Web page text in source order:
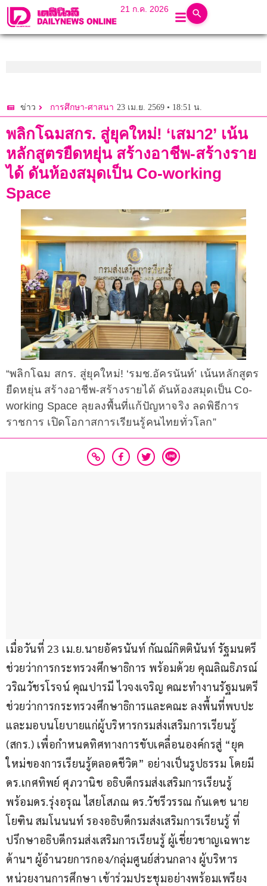
21 ก.ค. 2026
ข่าว การศึกษา-ศาสนา 23 เม.ย. 2569 • 18:51 น.
พลิกโฉมสกร. สู่ยุคใหม่! ‘เสมา2’ เน้น
หลักสูตรยืดหยุ่น สร้างอาชีพ-สร้างราย
ได้ ดันห้องสมุดเป็น Co-working
Space
“พลิกโฉม สกร. สู่ยุคใหม่! ‘รมช.อัครนันท์’ เน้นหลักสูตร
ยืดหยุ่น สร้างอาชีพ-สร้างรายได้ ดันห้องสมุดเป็น Co-
working Space ลุยลงพื้นที่แก้ปัญหาจริง ลดพิธีการ
ราชการ เปิดโอกาสการเรียนรู้คนไทยทั่วโลก”
เมื่อวันที่ 23 เม.ย.นายอัครนันท์ กัณณ์กิตตินันท์ รัฐมนตรี
ช่วยว่าการกระทรวงศึกษาธิการ พร้อมด้วย คุณลิณธิภรณ์
วริณวัชรโรจน์ คุณปารมี ไวจงเจริญ คณะทำงานรัฐมนตรี
ช่วยว่าการกระทรวงศึกษาธิการและคณะ ลงพื้นที่พบปะ
และมอบนโยบายแก่ผู้บริหารกรมส่งเสริมการเรียนรู้
(สกร.) เพื่อกำหนดทิศทางการขับเคลื่อนองค์กรสู่ “ยุค
ใหม่ของการเรียนรู้ตลอดชีวิต” อย่างเป็นรูปธรรม โดยมี
ดร.เกศทิพย์ ศุภวานิช อธิบดีกรมส่งเสริมการเรียนรู้
พร้อมดร.รุ่งอรุณ ไสยโสภณ ดร.วัชรีวรรณ กันเดช นาย
โยฑิน สมโนนนท์ รองอธิบดีกรมส่งเสริมการเรียนรู้ ที่
ปรึกษาอธิบดีกรมส่งเสริมการเรียนรู้ ผู้เชี่ยวชาญเฉพาะ
ด้านฯ ผู้อำนวยการกอง/กลุ่มศูนย์ส่วนกลาง ผู้บริหาร
หน่วยงานการศึกษา เข้าร่วมประชุมอย่างพร้อมเพรียง